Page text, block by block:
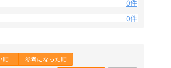
0件
0件
順 参考になった順